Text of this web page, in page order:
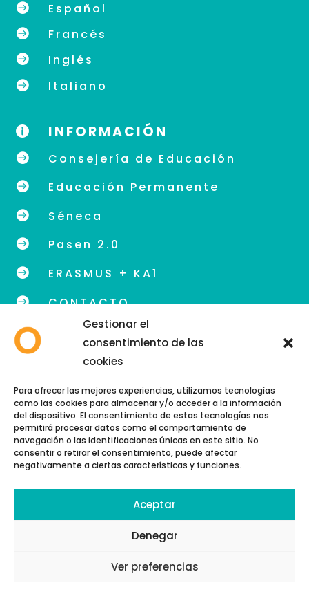
Gestionar el
consentimiento de las
cookies
Para ofrecer las mejores experiencias, utilizamos tecnologías
como las cookies para almacenar y/o acceder a la información
del dispositivo. El consentimiento de estas tecnologías nos
permitirá procesar datos como el comportamiento de
navegación o las identificaciones únicas en este sitio. No
consentir o retirar el consentimiento, puede afectar
negativamente a ciertas características y funciones.
Aceptar
Denegar
Ver preferencias
 Español
 Francés
 Inglés
 Italiano
 INFORMACIÓN
 Consejería de Educación
 Educación Permanente
 Séneca
 Pasen 2.0
 ERASMUS + KA1
 CONTACTO
Teléfono: 958 89 48 54
Copyright © 2026 | EOI GRANADA
Política de cookies
Aviso Legal